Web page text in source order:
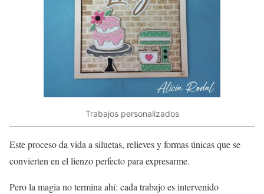
Trabajos personalizados
Este proceso da vida a siluetas, relieves y formas únicas que se
convierten en el lienzo perfecto para expresarme.
Pero la magia no termina ahí: cada trabajo es intervenido